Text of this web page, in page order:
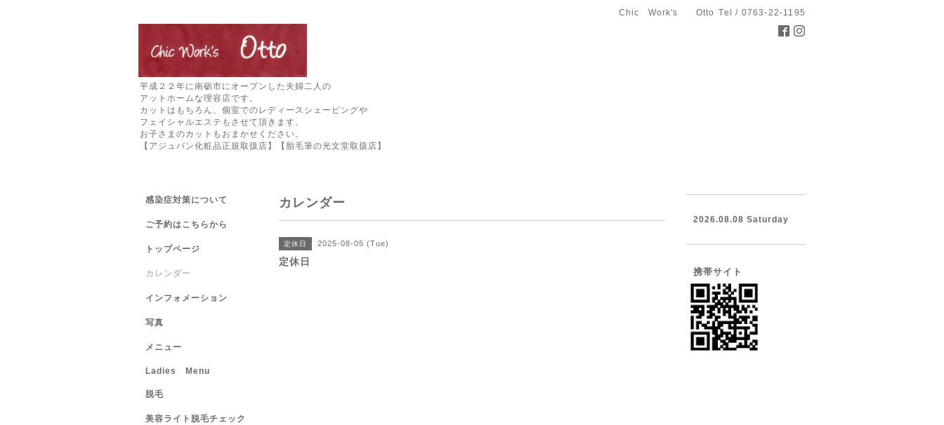
Chic Work's Otto Tel / 0763-22-1195
平成２２年に南砺市にオープンした夫婦二人の
アットホームな理容店です。
カットはもちろん、個室でのレディースシェービングや
フェイシャルエステもさせて頂きます。
お子さまのカットもおまかせください。
【アジュバン化粧品正規取扱店】【胎毛筆の光文堂取扱店】
カレンダー
定休日 2025-08-05 (Tue)
定休日
感染症対策について
ご予約はこちらから
トップページ
カレンダー
インフォメーション
写真
メニュー
Ladies Menu
脱毛
美容ライト脱毛チェック
2026.08.08 Saturday
携帯サイト